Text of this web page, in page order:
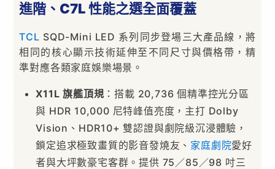
進階、 C7L性能之選全面覆蓋
TCL SQD-Mini LED 系列同步登場三大產品線，將
相同的核心顯示技術延伸至不同尺寸與價格帶，精
準對應各類家庭娛樂場景。
X11L旗艦頂規 ：搭載 20,736 個精準控光分區
與 HDR 10,000 尼特峰值亮度，主打 Dolby
Vision、HDR10+ 雙認證與劇院級沉浸體驗，
鎖定追求極致畫質的影音發燒友、 家庭劇院愛好
者與大坪數豪宅客群。提供 75／85／98 吋三